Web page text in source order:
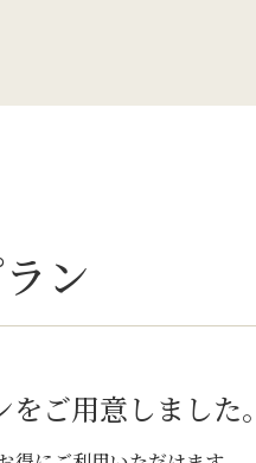
ン
ご用意しました。